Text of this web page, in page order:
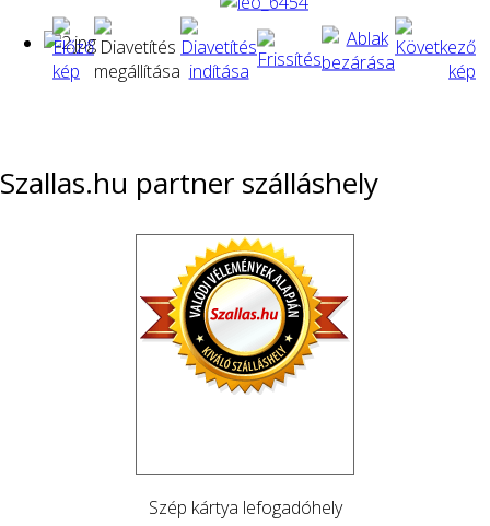
Szallas.hu partner szálláshely
Szép kártya lefogadóhely